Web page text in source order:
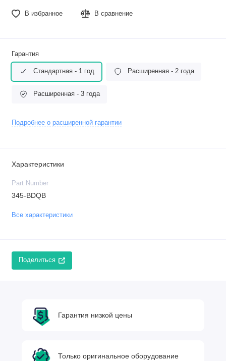
В избранное В сравнение
Гарантия
Стандартная - 1 год Расширенная - 2 года
Расширенная - 3 года
Подробнее о расширенной гарантии
Характеристики
Part Number
345-BDQB
Все характеристики
Поделиться
Гарантия низкой цены
Только оригинальное оборудование